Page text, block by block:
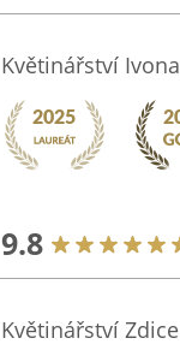
Květinářství Ivona
9.8
Květinářství Zdice